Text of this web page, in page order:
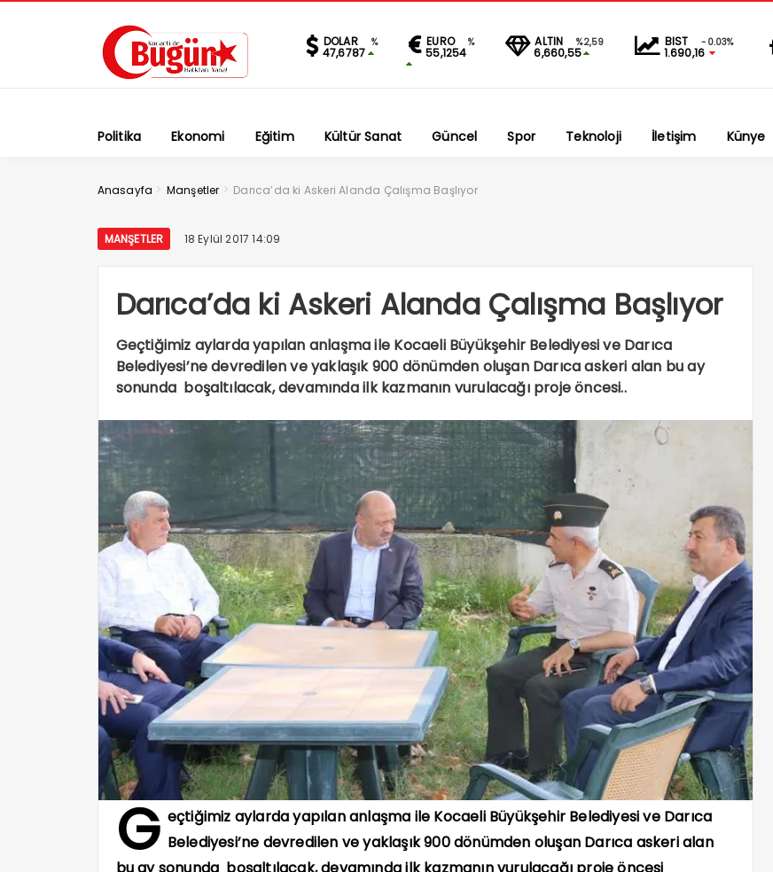
DOLAR %
47,6787
EURO %
55,1254
ALTIN %2,59
6,660,55
BIST -0.03%
1.690,16
Politika Ekonomi Eğitim Kültür Sanat Güncel Spor Teknoloji İletişim Künye
Anasayfa > Manşetler > Darıca’da ki Askeri Alanda Çalışma Başlıyor
MANŞETLER 18 Eylül 2017 14:09
Darıca’da ki Askeri Alanda Çalışma Başlıyor
Geçtiğimiz aylarda yapılan anlaşma ile Kocaeli Büyükşehir Belediyesi ve Darıca
Belediyesi’ne devredilen ve yaklaşık 900 dönümden oluşan Darıca askeri alan bu ay
sonunda boşaltılacak, devamında ilk kazmanın vurulacağı proje öncesi..
G eçtiğimiz aylarda yapılan anlaşma ile Kocaeli Büyükşehir Belediyesi ve Darıca
Belediyesi’ne devredilen ve yaklaşık 900 dönümden oluşan Darıca askeri alan